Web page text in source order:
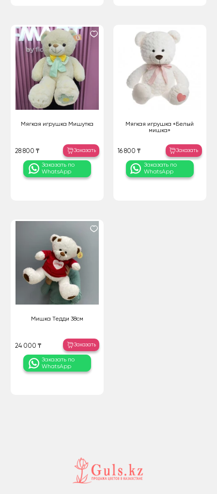
Мягкая игрушка Мишутка
28 800 ₸ Заказать
Заказать по
WhatsApp
Мягкая игрушка «Белый
мишка»
16 800 ₸ Заказать
Заказать по
WhatsApp
Мишка Тедди 38см
24 000 ₸ Заказать
Заказать по
WhatsApp